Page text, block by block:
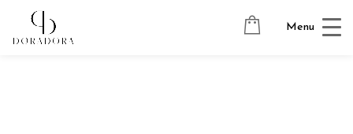
Menu
Avaleht Kõrvarõngaste ripatsid
PILLOW